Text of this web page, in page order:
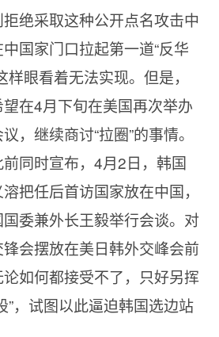
绝采取这种公开点名攻击中
国家门口拉起第一道“反华
样眼看着无法实现。但是，
在4月下旬在美国再次举办
，继续商讨“拉圈”的事情。
同时宣布，4月2日，韩国
把任后首访国家放在中国，
委兼外长王毅举行会谈。对
会摆放在美日韩外交峰会前
如何都接受不了，只好另挥
”，试图以此逼迫韩国选边站